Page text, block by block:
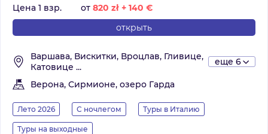
Цена 1 взр.
от 820 zł + 140 €
открыть
Варшава, Вискитки, Вроцлав, Гливице,
Катовице ...
еще 6
Верона, Сирмионе, озеро Гарда
Лето 2026 С ночлегом Туры в Италию
Туры на выходные